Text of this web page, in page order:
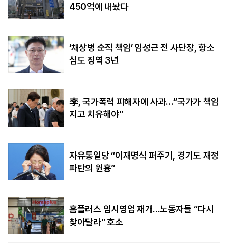
450억에 내놨다
‘채상병 순직 책임’ 임성근 전 사단장, 항소
심도 징역 3년
李, 국가폭력 피해자에 사과…“국가가 책임
지고 치유해야”
자유통일당 “이재명식 퍼주기, 경기도 재정
파탄의 원흉”
홈플러스 임시영업 재개…노동자들 “다시
찾아달라” 호소